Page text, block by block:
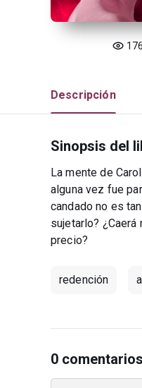
176
Descripción
Sinopsis del
La mente de
alguna vez fue
candado no es
sujetarlo?
precio?
redención
0 comentarios